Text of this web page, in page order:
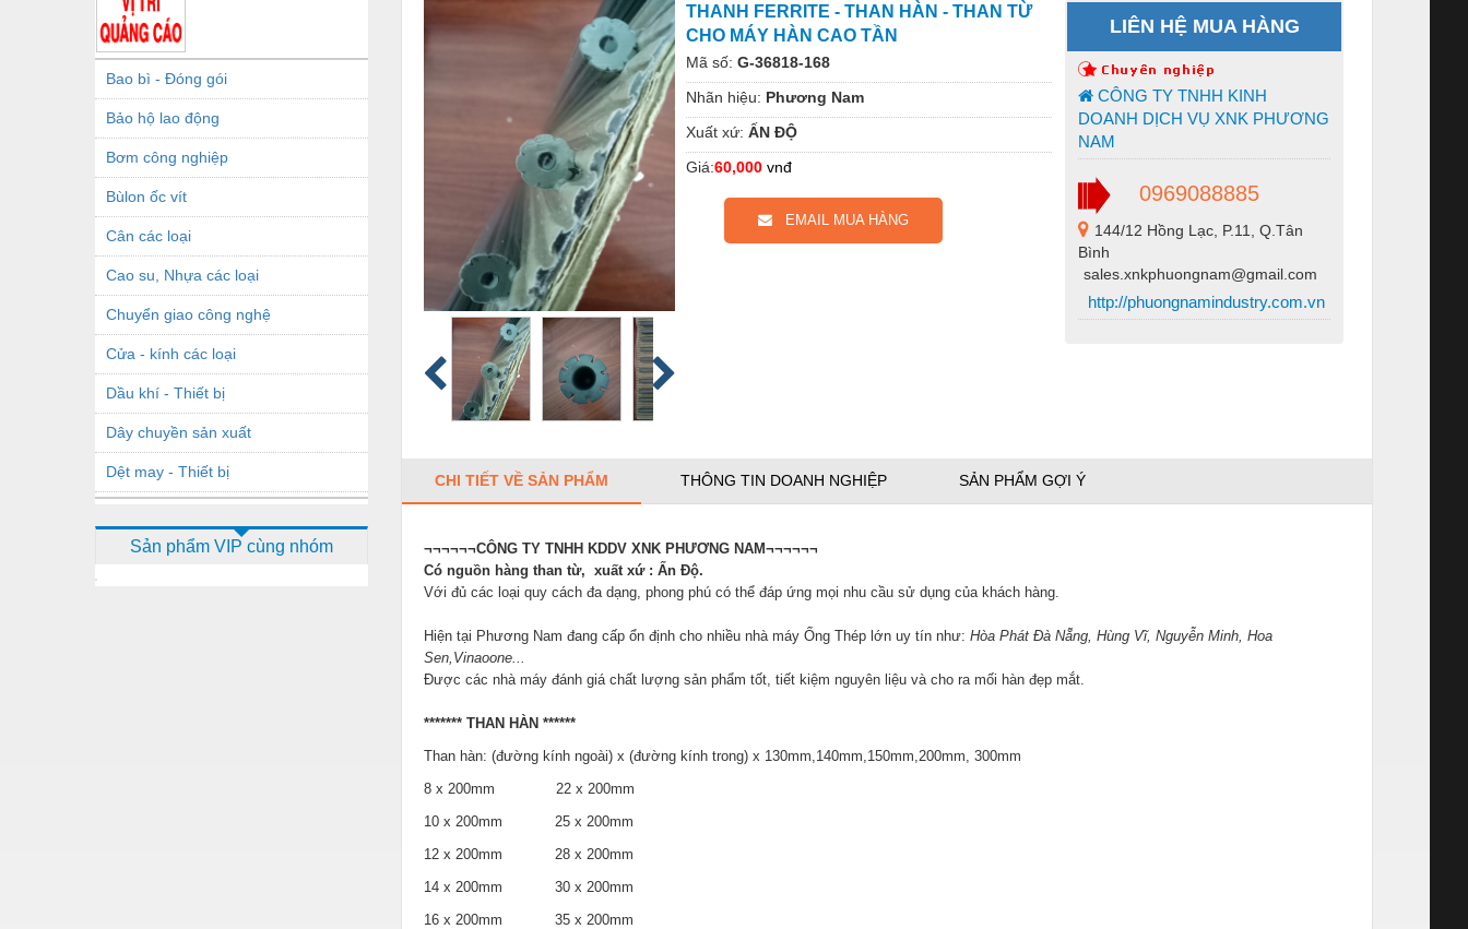
Bao bì - Đóng gói
Bảo hộ lao động
Bơm công nghiệp
Bùlon ốc vít
Cân các loại
Cao su, Nhựa các loại
Chuyển giao công nghệ
Cửa - kính các loại
Dầu khí - Thiết bị
Dây chuyền sản xuất
Dệt may - Thiết bị
Dịch vụ - Thi công
Sản phẩm VIP cùng nhóm
THANH FERRITE - THAN HÀN - THAN TỪ
CHO MÁY HÀN CAO TẦN
Mã số: G-36818-168
Nhãn hiệu: Phương Nam
Xuất xứ: ẤN ĐỘ
Giá:60,000 vnđ
EMAIL MUA HÀNG
LIÊN HỆ MUA HÀNG
CÔNG TY TNHH KINH
DOANH DỊCH VỤ XNK PHƯƠNG
NAM
0969088885
144/12 Hồng Lạc, P.11, Q.Tân
Bình
sales.xnkphuongnam@gmail.com
http://phuongnamindustry.com.vn
CHI TIẾT VỀ SẢN PHẨM THÔNG TIN DOANH NGHIỆP SẢN PHẨM GỢI Ý
¬¬¬¬¬¬CÔNG TY TNHH KDDV XNK PHƯƠNG NAM¬¬¬¬¬¬
Có nguồn hàng than từ, xuất xứ : Ấn Độ.
Với đủ các loại quy cách đa dạng, phong phú có thể đáp ứng mọi nhu cầu sử dụng của khách hàng.
Hiện tại Phương Nam đang cấp ổn định cho nhiều nhà máy Ống Thép lớn uy tín như: Hòa Phát Đà Nẵng, Hùng Vĩ, Nguyễn Minh, Hoa
Sen,Vinaoone...
Được các nhà máy đánh giá chất lượng sản phẩm tốt, tiết kiệm nguyên liệu và cho ra mối hàn đẹp mắt.
******* THAN HÀN ******
Than hàn: (đường kính ngoài) x (đường kính trong) x 130mm,140mm,150mm,200mm, 300mm
8 x 200mm 22 x 200mm
10 x 200mm 25 x 200mm
12 x 200mm 28 x 200mm
14 x 200mm 30 x 200mm
16 x 200mm 35 x 200mm